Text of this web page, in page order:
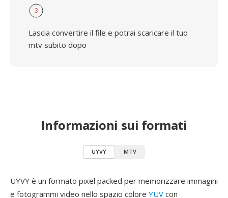
3
Lascia convertire il file e potrai scaricare il tuo
mtv subito dopo
Informazioni sui formati
UYVY MTV
UYVY è un formato pixel packed per memorizzare immagini
e fotogrammi video nello spazio colore YUV con